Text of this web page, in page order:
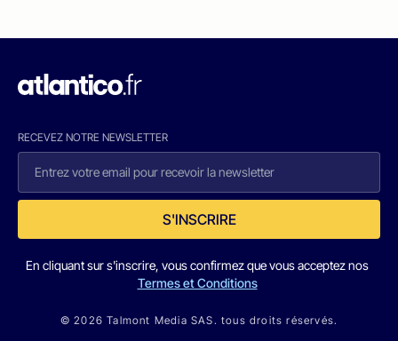
RECEVEZ NOTRE NEWSLETTER
S'INSCRIRE
En cliquant sur s'inscrire, vous confirmez que vous acceptez nos
Termes et Conditions
© 2026 Talmont Media SAS. tous droits réservés.